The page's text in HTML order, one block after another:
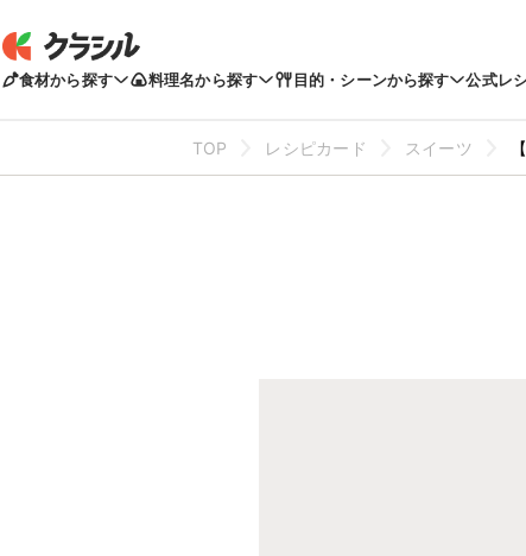
食材から探す 料理名から探す 目的・シーンから探す 公式レ
TOP レシピカード スイーツ